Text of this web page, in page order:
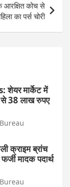
कोच से
का पर्स चोरी
मार्केट में
से 38 लाख रुपए
ब्रांच
मादक पदार्थ